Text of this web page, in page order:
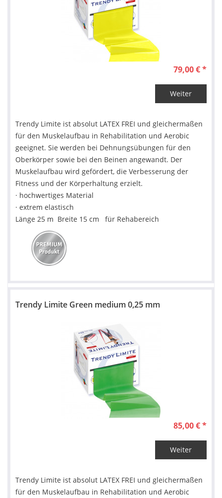
79,00 € *
Weiter
Trendy Limite ist absolut LATEX FREI und gleichermaßen
für den Muskelaufbau in Rehabilitation und Aerobic
geeignet. Sie werden bei Dehnungsübungen für den
Oberkörper sowie bei den Beinen angewandt. Der
Muskelaufbau wird gefördert, die Verbesserung der
Fitness und der Körperhaltung erzielt.
· hochwertiges Material
· extrem elastisch
Länge 25 m Breite 15 cm für Rehabereich
Trendy Limite Green medium 0,25 mm
85,00 € *
Weiter
Trendy Limite ist absolut LATEX FREI und gleichermaßen
für den Muskelaufbau in Rehabilitation und Aerobic